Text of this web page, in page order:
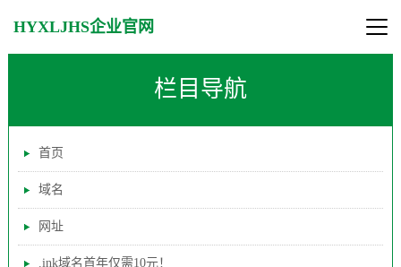
HYXLJHS企业官网
栏目导航
首页
域名
网址
.ink域名首年仅需10元！